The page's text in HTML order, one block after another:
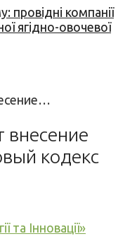
провідні компанії
ягідно-овочевої
кодекс
та Інновації»